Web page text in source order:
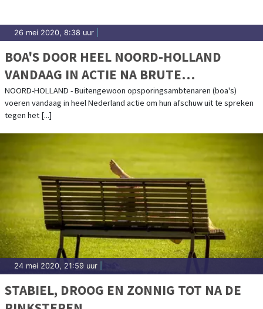
26 mei 2020, 8:38 uur
BOA'S DOOR HEEL NOORD-HOLLAND
VANDAAG IN ACTIE NA BRUTE
MISHANDELING IN IJMUIDEN
NOORD-HOLLAND - Buitengewoon opsporingsambtenaren (boa's)
voeren vandaag in heel Nederland actie om hun afschuw uit te spreken
tegen het [...]
24 mei 2020, 21:59 uur
STABIEL, DROOG EN ZONNIG TOT NA DE